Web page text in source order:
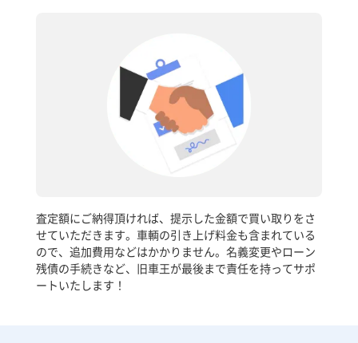
査定額にご納得頂ければ、提示した金額で買い取りをさ
せていただきます。車輌の引き上げ料金も含まれている
ので、追加費用などはかかりません。名義変更やローン
残債の手続きなど、旧車王が最後まで責任を持ってサポ
ートいたします！